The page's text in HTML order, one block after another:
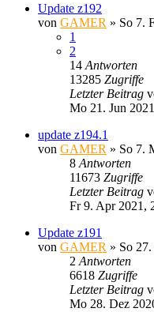
Update z192
von GAMER » So 7.
1
2
14 Antworten
13285 Zugriffe
Letzter Beitrag
Mo 21. Jun
update z194.1
von GAMER » So 7.
8 Antworten
11673 Zugriffe
Letzter Beitrag
Fr 9. Apr 2021,
Update z191
von GAMER » So
2 Antworten
6618 Zugriffe
Letzter Beitrag
Mo 28. Dez